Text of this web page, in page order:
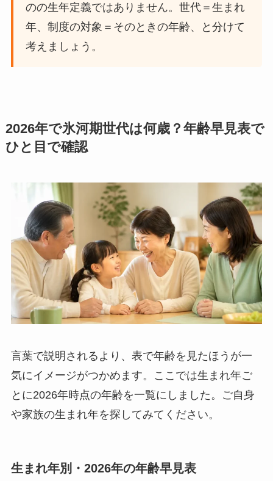
のの生年定義ではありません。世代＝生まれ
年、制度の対象＝そのときの年齢、と分けて
考えましょう。
2026年で氷河期世代は何歳？年齢早見表で
ひと目で確認
言葉で説明されるより、表で年齢を見たほうが一
気にイメージがつかめます。ここでは生まれ年ご
とに2026年時点の年齢を一覧にしました。ご自身
や家族の生まれ年を探してみてください。
生まれ年別・2026年の年齢早見表